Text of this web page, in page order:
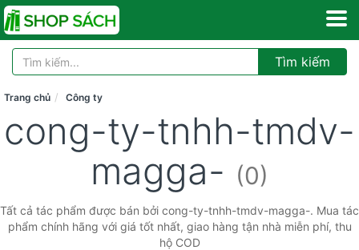
Tìm kiếm
Trang chủ Công ty
cong-ty-tnhh-tmdv-
magga- (0)
Tất cả tác phẩm được bán bởi cong-ty-tnhh-tmdv-magga-. Mua tác
phẩm chính hãng với giá tốt nhất, giao hàng tận nhà miễn phí, thu
hộ COD